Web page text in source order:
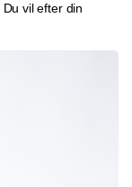
vil efter din